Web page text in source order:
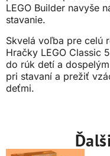
LEGO Builder navyše
stavanie.
Skvelá voľba pre celú
Hračky LEGO Classic
do rúk detí a
pri stavaní a prežiť
deťmi.